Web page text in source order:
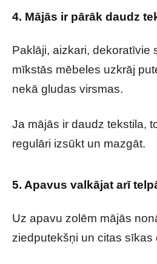
4. Mājās ir pārāk daudz
Paklāji, aizkari, dekoratīvie
mīkstās mēbeles uzkrāj
nekā gludas virsmas.
Ja mājās ir daudz tekstila,
regulāri izsūkt un mazgāt.
5. Apavus valkājat arī
Uz apavu zolēm mājās
ziedputekšņi un citas sīkas